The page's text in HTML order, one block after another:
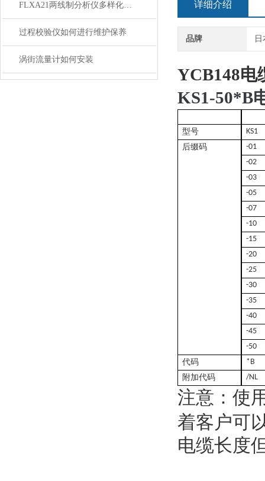
FLXA21两线制分析仪多样化用途：覆盖多种测量需求
过程校验仪如何进行维护保养
涡街流量计如何安装
详细介绍
品牌
YCB148电
KS1-50*B
型号
KS1
后缀码
-01
-02
-03
-05
-07
-10
-15
-20
-25
-30
-35
-40
-45
-50
代码
*B
附加代码
/NL
注意：使
着客户可
电缆长度